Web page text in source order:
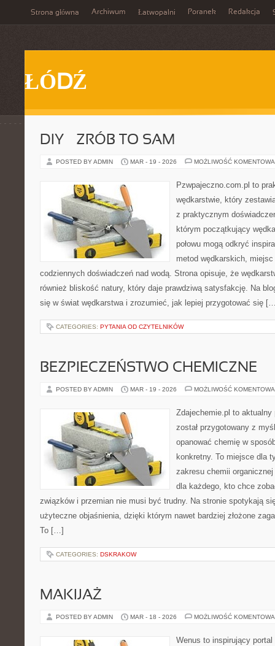
Strona główna Archiwum Łatwopalni Poranek Redakcja
ŁÓDŹ
DIY – ZRÓB TO SAM
POSTED BY ADMIN MAR - 19 - 2026 MOŻLIWOŚĆ
Pzwpajeczno.com.pl to
wędkarstwie, który
z praktycznym
którym początkujący
połowu mogą odkryć
metod wędkarskich,
codziennych doświadczeń nad wodą. Strona opisuje, że
również bliskość natury, który daje prawdziwą satysfakcję. Na
się w świat wędkarstwa i zrozumieć, jak lepiej przygotować się
CATEGORIES: PYTANIA OD CZYTELNIKÓW
BEZPIECZEŃSTWO CHEMICZNE
POSTED BY ADMIN MAR - 19 - 2026 MOŻLIWOŚĆ
Zdajechemie.pl to
został przygotowany z
opanować chemię w
konkretny. To miejsce dla
zakresu chemii
dla każdego, kto chce
związków i przemian nie musi być trudny. Na stronie spotykają
użyteczne objaśnienia, dzięki którym nawet bardziej złożone
To […]
CATEGORIES: DSKRAKOW
MAKIJAŻ
POSTED BY ADMIN MAR - 18 - 2026 MOŻLIWOŚĆ
Wenus to inspirujący